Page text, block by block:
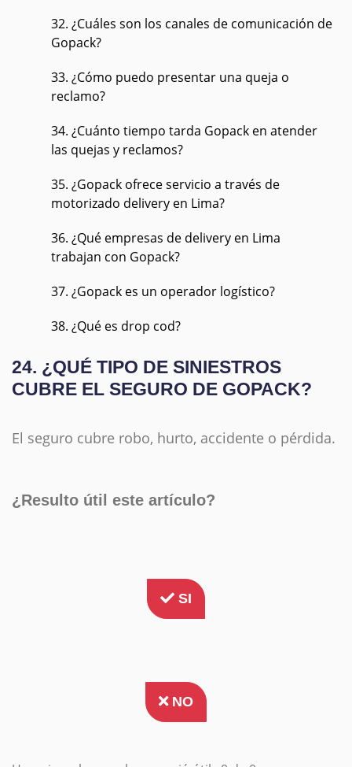
32. ¿Cuáles son los canales de comunicación de
Gopack?
33. ¿Cómo puedo presentar una queja o
reclamo?
34. ¿Cuánto tiempo tarda Gopack en atender
las quejas y reclamos?
35. ¿Gopack ofrece servicio a través de
motorizado delivery en Lima?
36. ¿Qué empresas de delivery en Lima
trabajan con Gopack?
37. ¿Gopack es un operador logístico?
38. ¿Qué es drop cod?
24. ¿QUÉ TIPO DE SINIESTROS
CUBRE EL SEGURO DE GOPACK?
El seguro cubre robo, hurto, accidente o pérdida.
¿Resulto útil este artículo?
SI
NO